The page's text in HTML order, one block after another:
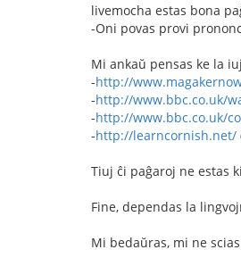
livemocha estas bona
-Oni povas provi
Mi ankaŭ pensas ke la
-http://
-http://www.bbc.co.uk/
-http://www.bbc.co.uk/
-http://learncornish.net/
Tiuj ĉi paĝaroj ne estas
Fine, dependas la
Mi bedaŭras, mi ne